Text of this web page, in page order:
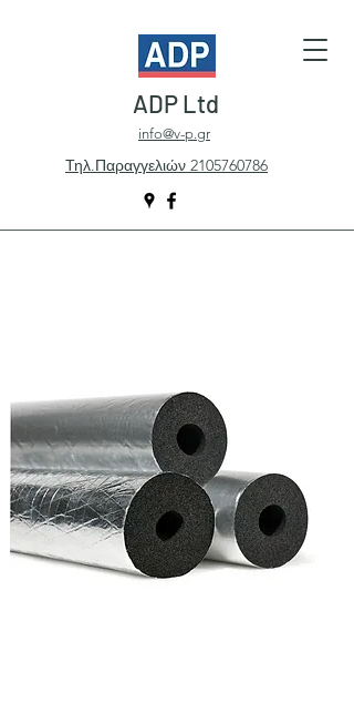
ADP Ltd
info@v-p.gr
Τηλ.Παραγγελιών 2105760786